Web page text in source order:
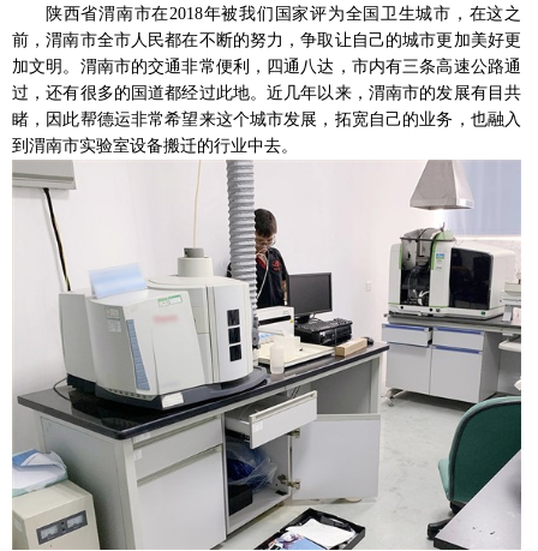
陕西省渭南市在2018年被我们国家评为全国卫生城市，在这之
前，渭南市全市人民都在不断的努力，争取让自己的城市更加美好更
加文明。渭南市的交通非常便利，四通八达，市内有三条高速公路通
过，还有很多的国道都经过此地。近几年以来，渭南市的发展有目共
睹，因此帮德运非常希望来这个城市发展，拓宽自己的业务，也融入
到 渭南市实验室设备搬迁的行业中去。